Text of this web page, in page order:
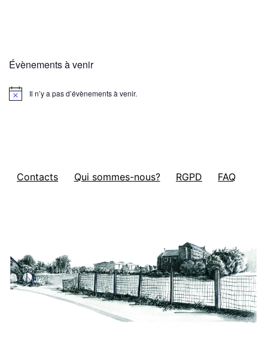
Évènements à venir
Notice Il n’y a pas d’évènements à venir.
Contacts Qui sommes-nous? RGPD FAQ